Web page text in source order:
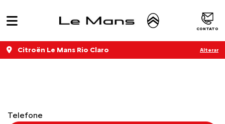
CONTATO
Citroën Le Mans Rio Claro Alterar
Telefone